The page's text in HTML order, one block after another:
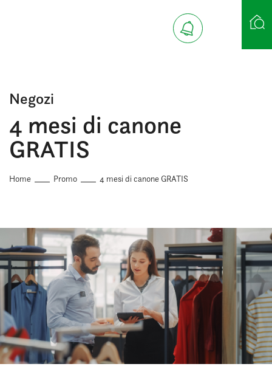
Negozi
4 mesi di canone
GRATIS
Home Promo 4 mesi di canone GRATIS